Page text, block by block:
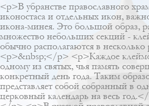
<p>В убранстве православного
иконостаса и отдельных икон,
икона-минея. Это большой образ,
множество небольших секций -
обычно располагаются в
<p>&nbsp;</p> <p>Каждое
одному из святых, чья память
конкретный день года. Таким
представляет собой собранный в
церковный календарь на весь